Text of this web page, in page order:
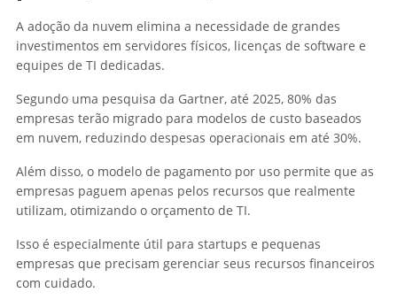
A adoção da nuvem elimina a necessidade de grandes
investimentos em servidores físicos, licenças de software e
equipes de TI dedicadas.
Segundo uma pesquisa da Gartner, até 2025, 80% das
empresas terão migrado para modelos de custo baseados
em nuvem, reduzindo despesas operacionais em até 30%.
Além disso, o modelo de pagamento por uso permite que as
empresas paguem apenas pelos recursos que realmente
utilizam, otimizando o orçamento de TI.
Isso é especialmente útil para startups e pequenas
empresas que precisam gerenciar seus recursos financeiros
com cuidado.